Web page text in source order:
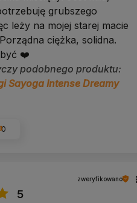
się spodziewać
odwrotnie niż większość
z wszystkich wierzchów.
się wzór, a nie pocisz się w
się od razu.
są bardziej stonowane niż na
potwierdzona
pojawiła się w naszej
SGS. Potwierdza
grubszego
leży na mojej starej macie
ciężka, solidna.
być ❤️
podobnego produktu:
Sayoga Intense Dreamy
0
zweryfikowano
5